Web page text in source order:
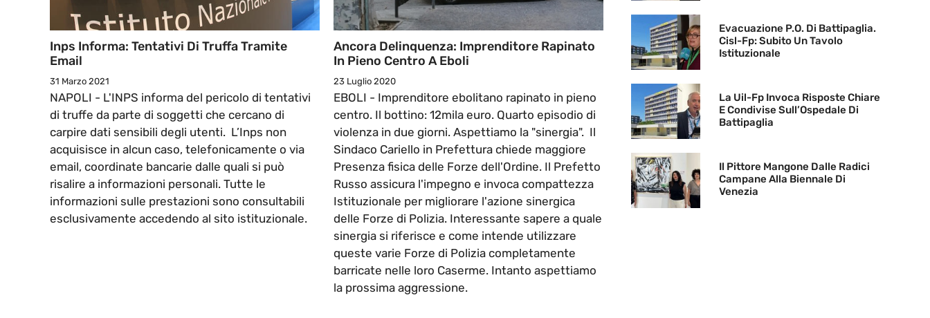
Inps Informa: Tentativi Di Truffa Tramite
Email
31 Marzo 2021
NAPOLI - L'INPS informa del pericolo di tentativi
di truffe da parte di soggetti che cercano di
carpire dati sensibili degli utenti. L’Inps non
acquisisce in alcun caso, telefonicamente o via
email, coordinate bancarie dalle quali si può
risalire a informazioni personali. Tutte le
informazioni sulle prestazioni sono consultabili
esclusivamente accedendo al sito istituzionale.
Ancora Delinquenza: Imprenditore Rapinato
In Pieno Centro A Eboli
23 Luglio 2020
EBOLI - Imprenditore ebolitano rapinato in pieno
centro. Il bottino: 12mila euro. Quarto episodio di
violenza in due giorni. Aspettiamo la "sinergia". Il
Sindaco Cariello in Prefettura chiede maggiore
Presenza fisica delle Forze dell'Ordine. Il Prefetto
Russo assicura l'impegno e invoca compattezza
Istituzionale per migliorare l'azione sinergica
delle Forze di Polizia. Interessante sapere a quale
sinergia si riferisce e come intende utilizzare
queste varie Forze di Polizia completamente
barricate nelle loro Caserme. Intanto aspettiamo
la prossima aggressione.
Evacuazione P.O. Di Battipaglia.
Cisl-Fp: Subito Un Tavolo
Istituzionale
La Uil-Fp Invoca Risposte Chiare
E Condivise Sull’Ospedale Di
Battipaglia
Il Pittore Mangone Dalle Radici
Campane Alla Biennale Di
Venezia